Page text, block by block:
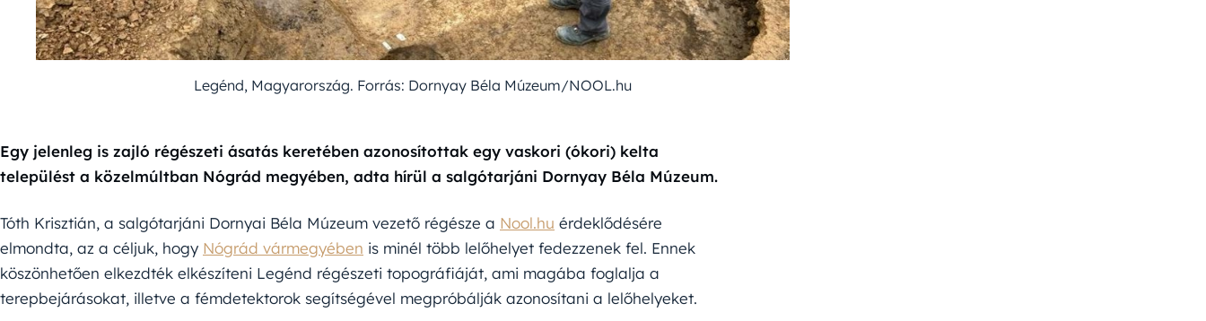
Legénd, Magyarország. Forrás: Dornyay Béla Múzeum/NOOL.hu
Egy jelenleg is zajló régészeti ásatás keretében azonosítottak egy vaskori (ókori) kelta
települést a közelmúltban Nógrád megyében, adta hírül a salgótarjáni Dornyay Béla Múzeum.
Tóth Krisztián, a salgótarjáni Dornyai Béla Múzeum vezető régésze a Nool.hu érdeklődésére
elmondta, az a céljuk, hogy Nógrád vármegyében is minél több lelőhelyet fedezzenek fel. Ennek
köszönhetően elkezdték elkészíteni Legénd régészeti topográfiáját, ami magába foglalja a
terepbejárásokat, illetve a fémdetektorok segítségével megpróbálják azonosítani a lelőhelyeket.